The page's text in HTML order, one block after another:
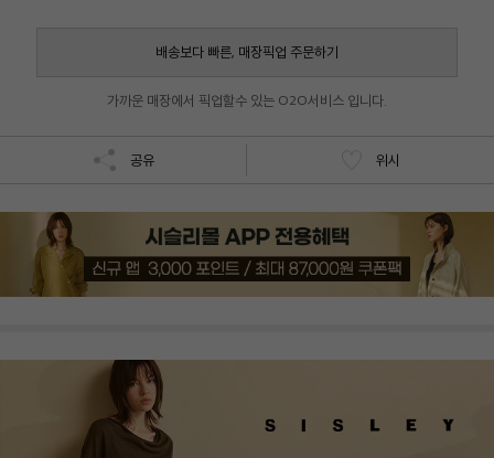
배송보다 빠른, 매장픽업 주문하기
가까운 매장에서 픽업할수 있는 O2O서비스 입니다.
공유 위시